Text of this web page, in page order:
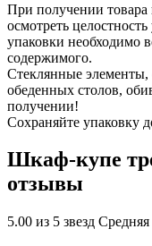
При получении товара
осмотреть
упаковки необходимо
содержимого.
Стеклянные
обеденных столов,
получении!
Сохраняйте упаковку
Шкаф-купе
отзывы
5.00 из 5 звезд